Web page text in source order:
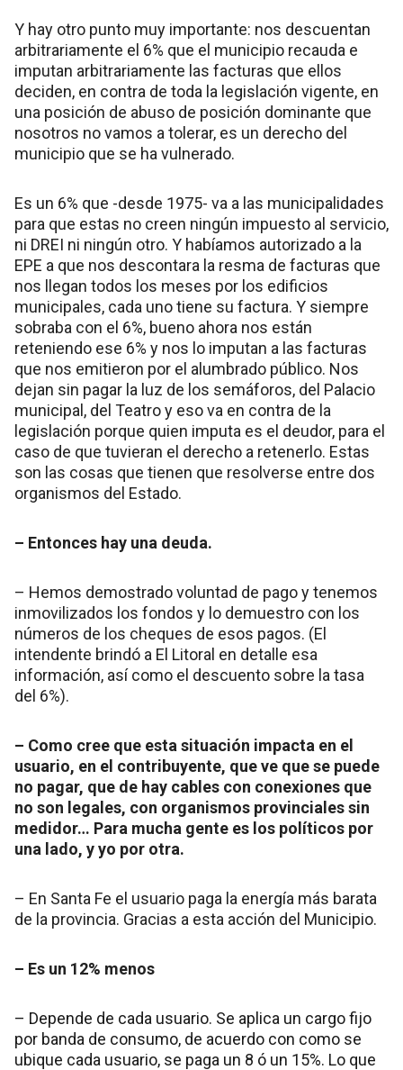
Y hay otro punto muy importante: nos descuentan
arbitrariamente el 6% que el municipio recauda e
imputan arbitrariamente las facturas que ellos
deciden, en contra de toda la legislación vigente, en
una posición de abuso de posición dominante que
nosotros no vamos a tolerar, es un derecho del
municipio que se ha vulnerado.
Es un 6% que -desde 1975- va a las municipalidades
para que estas no creen ningún impuesto al servicio,
ni DREI ni ningún otro. Y habíamos autorizado a la
EPE a que nos descontara la resma de facturas que
nos llegan todos los meses por los edificios
municipales, cada uno tiene su factura. Y siempre
sobraba con el 6%, bueno ahora nos están
reteniendo ese 6% y nos lo imputan a las facturas
que nos emitieron por el alumbrado público. Nos
dejan sin pagar la luz de los semáforos, del Palacio
municipal, del Teatro y eso va en contra de la
legislación porque quien imputa es el deudor, para el
caso de que tuvieran el derecho a retenerlo. Estas
son las cosas que tienen que resolverse entre dos
organismos del Estado.
– Entonces hay una deuda.
– Hemos demostrado voluntad de pago y tenemos
inmovilizados los fondos y lo demuestro con los
números de los cheques de esos pagos. (El
intendente brindó a El Litoral en detalle esa
información, así como el descuento sobre la tasa
del 6%).
– Como cree que esta situación impacta en el
usuario, en el contribuyente, que ve que se puede
no pagar, que de hay cables con conexiones que
no son legales, con organismos provinciales sin
medidor… Para mucha gente es los políticos por
una lado, y yo por otra.
– En Santa Fe el usuario paga la energía más barata
de la provincia. Gracias a esta acción del Municipio.
– Es un 12% menos
– Depende de cada usuario. Se aplica un cargo fijo
por banda de consumo, de acuerdo con como se
ubique cada usuario, se paga un 8 ó un 15%. Lo que